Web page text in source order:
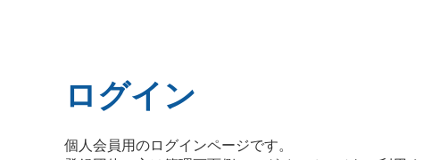
ログイン
個人会員用のログインページです。